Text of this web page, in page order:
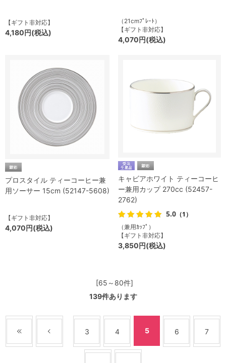
【ギフト非対応】
4,180円(税込)
（21cmﾌﾟﾚｰﾄ）
【ギフト非対応】
4,070円(税込)
プロスタイル ティーコーヒー兼
用ソーサー 15cm (52147-5608)
【ギフト非対応】
4,070円(税込)
キャビアホワイト ティーコーヒ
ー兼用カップ 270cc (52457-
2762)
5.0 （1）
（兼用ｶｯﾌﾟ）
【ギフト非対応】
3,850円(税込)
[65～80件]
139件あります
3 4 5 6 7